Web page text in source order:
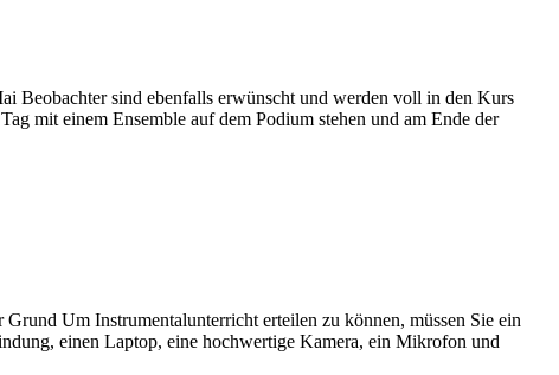
Beobachter sind ebenfalls erwünscht und werden voll in den Kurs
mit einem Ensemble auf dem Podium stehen und am Ende der
Um Instrumentalunterricht erteilen zu können, müssen Sie ein
einen Laptop, eine hochwertige Kamera, ein Mikrofon und